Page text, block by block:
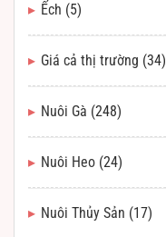
Ếch (5)
Giá cả thị trường (34)
Nuôi Gà (248)
Nuôi Heo (24)
Nuôi Thủy Sản (17)